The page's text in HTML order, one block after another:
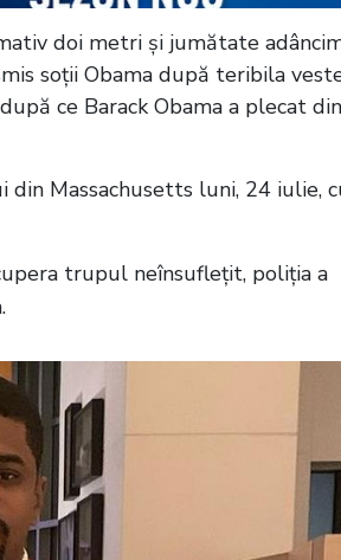
doi metri și jumătate
soții Obama după teribila
ce Barack Obama a plecat din
Massachusetts luni, 24 iulie,
trupul neînsuflețit, poliția a